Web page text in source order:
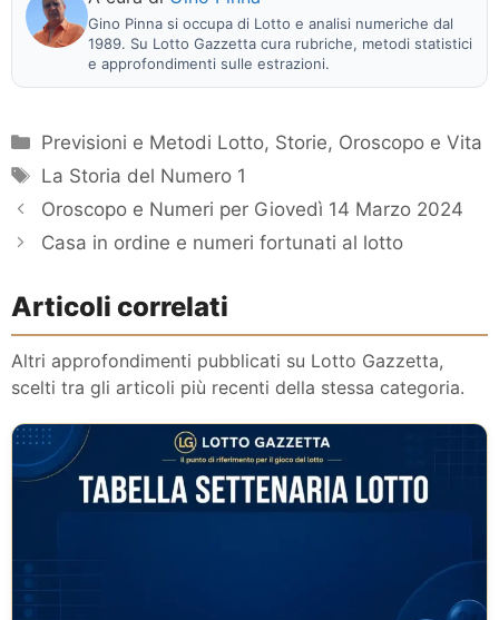
Gino Pinna si occupa di Lotto e analisi numeriche dal
1989. Su Lotto Gazzetta cura rubriche, metodi statistici
e approfondimenti sulle estrazioni.
Categorie
Previsioni e Metodi Lotto, Storie, Oroscopo e Vita
Tag
La Storia del Numero 1
Oroscopo e Numeri per Giovedì 14 Marzo 2024
Casa in ordine e numeri fortunati al lotto
Articoli correlati
Altri approfondimenti pubblicati su Lotto Gazzetta,
scelti tra gli articoli più recenti della stessa categoria.